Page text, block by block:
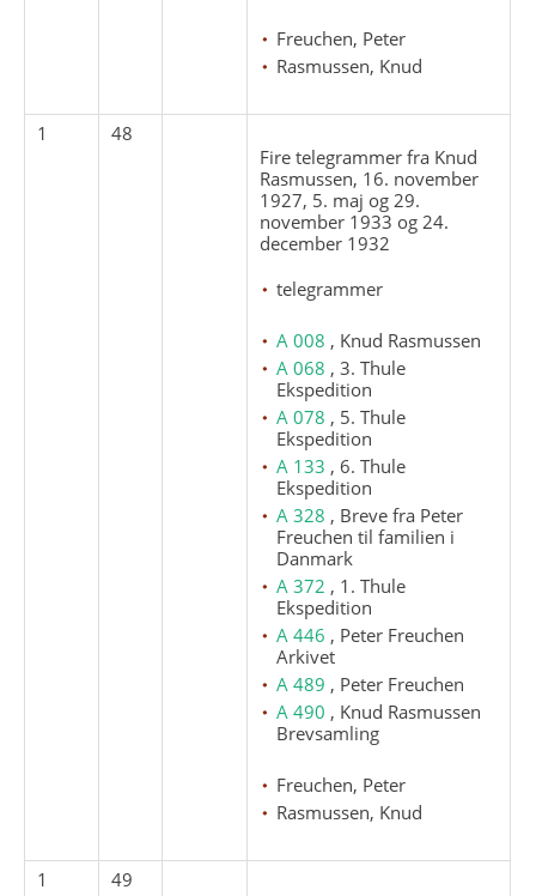
Freuchen, Peter
Rasmussen, Knud
1
48
Fire telegrammer fra Knud
Rasmussen, 16. november
1927, 5. maj og 29.
november 1933 og 24.
december 1932
telegrammer
A 008 , Knud Rasmussen
A 068 , 3. Thule
Ekspedition
A 078 , 5. Thule
Ekspedition
A 133 , 6. Thule
Ekspedition
A 328 , Breve fra Peter
Freuchen til familien i
Danmark
A 372 , 1. Thule
Ekspedition
A 446 , Peter Freuchen
Arkivet
A 489 , Peter Freuchen
A 490 , Knud Rasmussen
Brevsamling
Freuchen, Peter
Rasmussen, Knud
1
49